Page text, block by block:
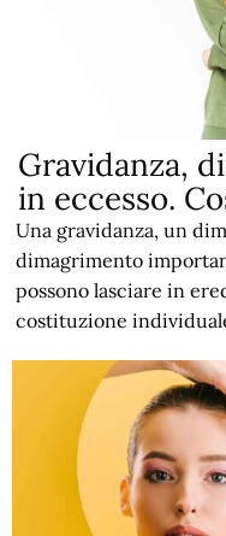
Gravidanza,
in eccesso.
Una gravidanza, un
dimagrimento
possono lasciare in
costituzione